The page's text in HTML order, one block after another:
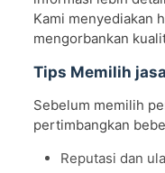
Kami menyediakan
mengorbankan
Tips Memilih
Sebelum memilih
pertimbangkan
Reputasi dan